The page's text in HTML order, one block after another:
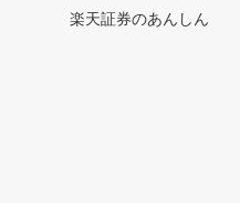
楽天証券のあんしん